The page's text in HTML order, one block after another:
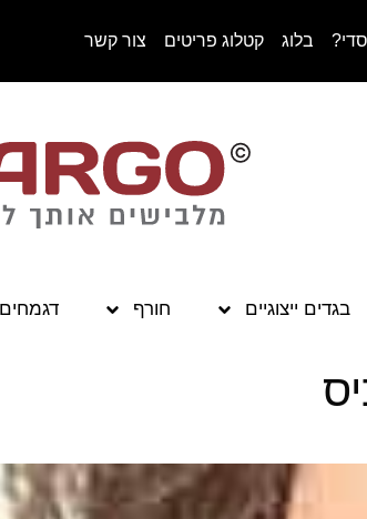
בלוג קטלוג פריטים צור קשר
בגדים ייצוגיים חורף דגמחים